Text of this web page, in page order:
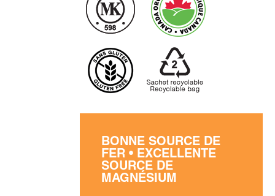
BONNE SOURCE DE
FER • EXCELLENTE
SOURCE DE
MAGNÉSIUM